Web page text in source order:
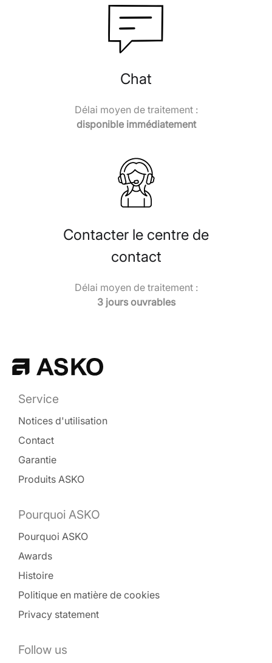
Chat
Délai moyen de traitement :
disponible immédiatement
Contacter le centre de
contact
Délai moyen de traitement :
3 jours ouvrables
Service
Notices d'utilisation
Contact
Garantie
Produits ASKO
Pourquoi ASKO
Pourquoi ASKO
Awards
Histoire
Politique en matière de cookies
Privacy statement
Follow us